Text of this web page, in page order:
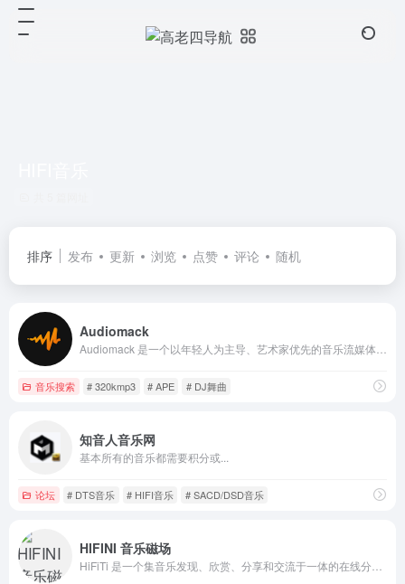
排序 发布 更新 浏览 点赞 评论 随机
Audiomack
音乐搜索 # 320kmp3 # APE # DJ舞曲
知音人音乐网
基本所有的音乐都需要积分或...
论坛 # DTS音乐 # HIFI音乐 # SACD/DSD音乐
HIFINI 音乐磁场